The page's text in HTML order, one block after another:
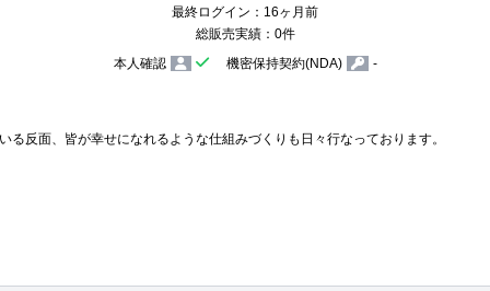
最終ログイン：16ヶ月前
総販売実績：0件
本人確認
機密保持契約(NDA) -
る反面、皆が幸せになれるような仕組みづくりも日々行なっております。